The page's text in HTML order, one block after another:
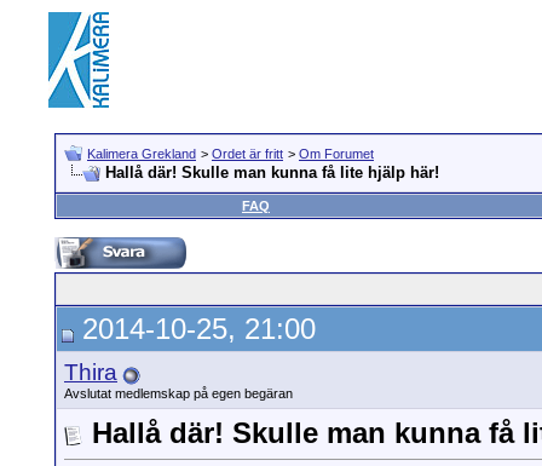
Kalimera Grekland > Ordet är fritt > Om Forumet
Hallå där! Skulle man kunna få lite hjälp här!
FAQ
2014-10-25, 21:00
Thira
Avslutat medlemskap på egen begäran
Hallå där! Skulle man kunna få